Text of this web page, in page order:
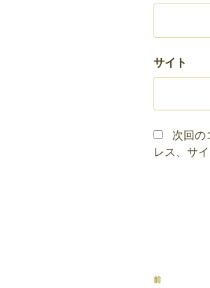
サイト
次回の
レス、サ
投
前
前